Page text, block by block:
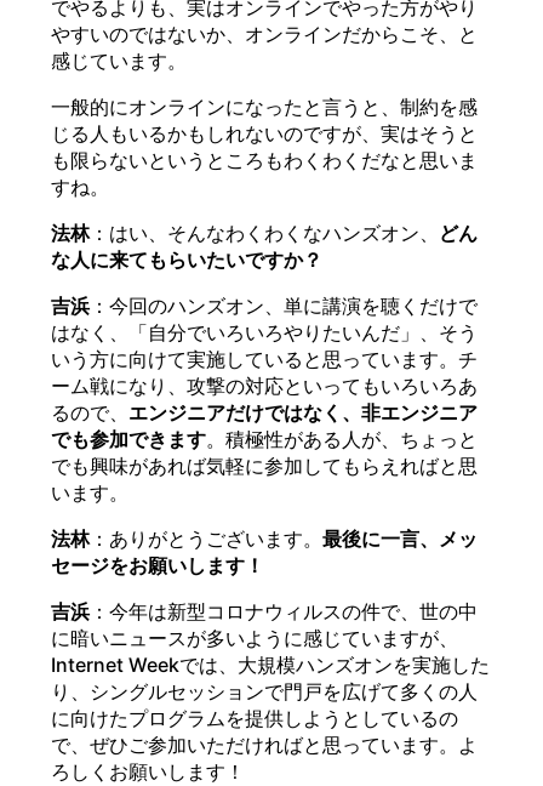
でやるよりも、実はオンラインでやった方がやり
やすいのではないか、オンラインだからこそ、と
感じています。
一般的にオンラインになったと言うと、制約を感
じる人もいるかもしれないのですが、実はそうと
も限らないというところもわくわくだなと思いま
すね。
法林：はい、そんなわくわくなハンズオン、 どん
な人に来てもらいたいですか？
吉浜：今回のハンズオン、単に講演を聴くだけで
はなく、「自分でいろいろやりたいんだ」、そう
いう方に向けて実施していると思っています。チ
ーム戦になり、攻撃の対応といってもいろいろあ
るので、 エンジニアだけではなく、非エンジニア
でも参加できます。積極性がある人が、ちょっと
でも興味があれば気軽に参加してもらえればと思
います。
法林：ありがとうございます。 最後に一言、メッ
セージをお願いします！
吉浜：今年は新型コロナウィルスの件で、世の中
に暗いニュースが多いように感じていますが、
Internet Weekでは、大規模ハンズオンを実施した
り、シングルセッションで門戸を広げて多くの人
に向けたプログラムを提供しようとしているの
で、ぜひご参加いただければと思っています。よ
ろしくお願いします！